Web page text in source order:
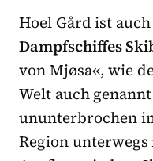
Hoel Gård ist
Dampfschiffes
von Mjøsa«, wie
Welt auch
ununterbrochen
Region